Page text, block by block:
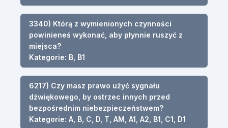
3340) Którą z wymienionych czynności
powinieneś wykonać, aby płynnie ruszyć z
miejsca?
Kategorie: B, B1
6217) Czy masz prawo użyć sygnału
dźwiękowego, by ostrzec innych przed
bezpośrednim niebezpieczeństwem?
Kategorie: A, B, C, D, T, AM, A1, A2, B1, C1, D1